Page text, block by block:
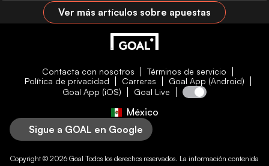
Ver más artículos sobre apuestas
Contacta con nosotros
Términos de servicio
Política de privacidad
Carreras
Goal App (Android)
Goal App (iOS)
Goal Live
México
Sigue a GOAL en Google
Copyright © 2026 Goal Todos los derechos reservados. La información contenida